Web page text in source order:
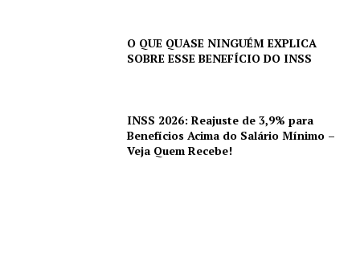
O QUE QUASE NINGUÉM EXPLICA
SOBRE ESSE BENEFÍCIO DO INSS
INSS 2026: Reajuste de 3,9% para
Benefícios Acima do Salário Mínimo –
Veja Quem Recebe!